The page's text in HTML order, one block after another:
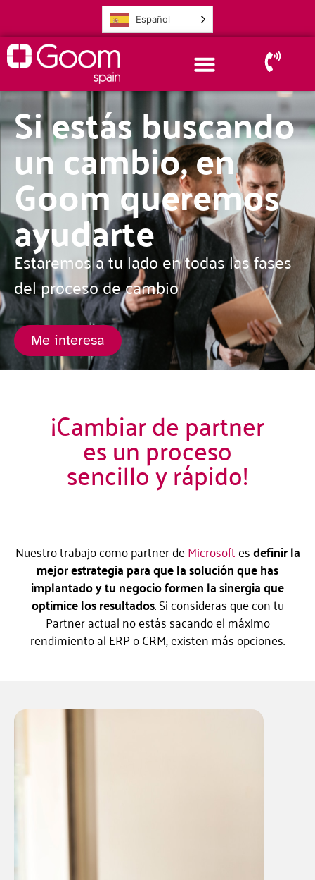
Español
Si estás buscando
un cambio, en
Goom queremos
ayudarte
Estaremos a tu lado en todas las fases
del proceso de cambio
Me interesa
¡Cambiar de partner
es un proceso
sencillo y rápido!
Nuestro trabajo como partner deMicrosoftesdefinir la
mejor estrategia para que la solución que has
implantado y tu negocio formen la sinergia que
optimice los resultados. Si consideras que con tu
Partner actual no estás sacando el máximo
rendimiento al ERP o CRM, existen más opciones.